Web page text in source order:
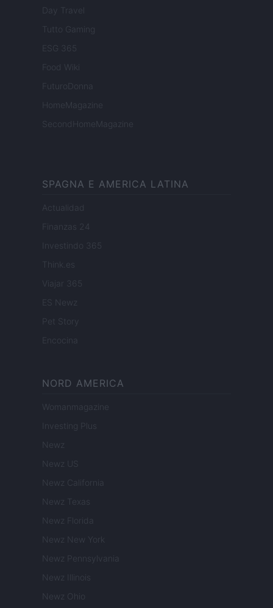
Day Travel
Tutto Gaming
ESG 365
Food Wiki
FuturoDonna
HomeMagazine
SecondHomeMagazine
SPAGNA E AMERICA LATINA
Actualidad
Finanzas 24
Investindo 365
Think.es
Viajar 365
ES Newz
Pet Story
Encocina
NORD AMERICA
Womanmagazine
Investing Plus
Newz
Newz US
Newz California
Newz Texas
Newz Florida
Newz New York
Newz Pennsylvania
Newz Illinois
Newz Ohio